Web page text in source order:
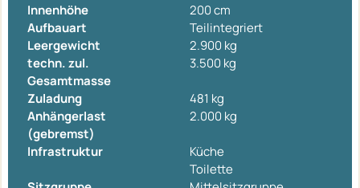
Innenhöhe
200 cm
Aufbauart
Teilintegriert
Leergewicht
2.900 kg
techn. zul.
Gesamtmasse
3.500 kg
Zuladung
481 kg
Anhängerlast
(gebremst)
2.000 kg
Infrastruktur
Küche
Toilette